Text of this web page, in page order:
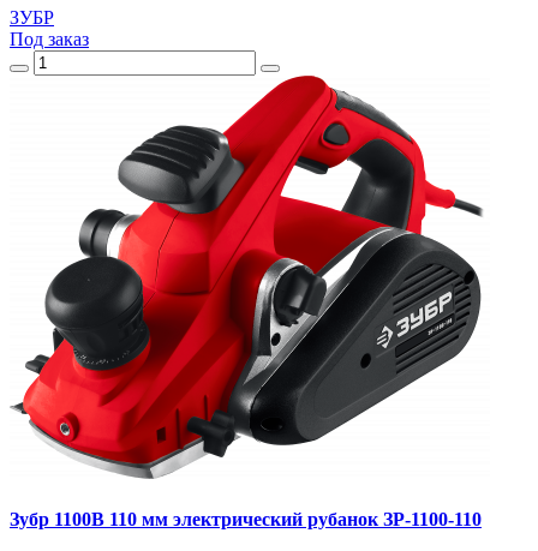
ЗУБР
Под заказ
Зубр 1100В 110 мм электрический рубанок ЗР-1100-110